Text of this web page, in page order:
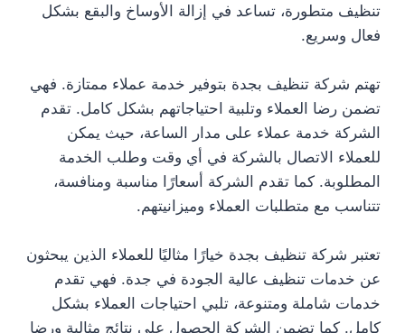
تنظيف متطورة، تساعد في إزالة الأوساخ والبقع بشكل
فعال وسريع.
تهتم شركة تنظيف بجدة بتوفير خدمة عملاء ممتازة. فهي
تضمن رضا العملاء وتلبية احتياجاتهم بشكل كامل. تقدم
الشركة خدمة عملاء على مدار الساعة، حيث يمكن
للعملاء الاتصال بالشركة في أي وقت وطلب الخدمة
المطلوبة. كما تقدم الشركة أسعارًا مناسبة ومنافسة،
تتناسب مع متطلبات العملاء وميزانيتهم.
تعتبر شركة تنظيف بجدة خيارًا مثاليًا للعملاء الذين يبحثون
عن خدمات تنظيف عالية الجودة في جدة. فهي تقدم
خدمات شاملة ومتنوعة، تلبي احتياجات العملاء بشكل
كامل. كما تضمن الشركة الحصول على نتائج مثالية ورضا